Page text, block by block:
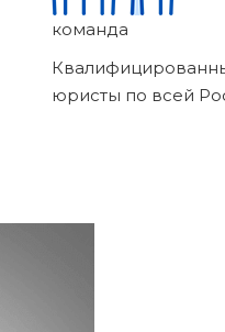
команда
юристы по всей